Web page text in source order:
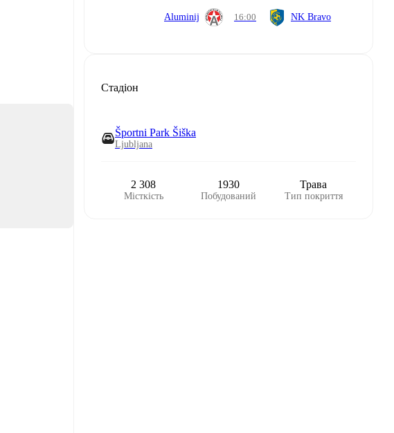
Aluminij 16:00 NK Bravo
Стадіон
Športni Park Šiška
Ljubljana
2 308
Місткість
1930
Побудований
Трава
Тип покриття